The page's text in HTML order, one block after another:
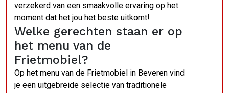
verzekerd van een smaakvolle ervaring op het
moment dat het jou het beste uitkomt!
Welke gerechten staan er op
het menu van de
Frietmobiel?
Op het menu van de Frietmobiel in Beveren vind
je een uitgebreide selectie van traditionele